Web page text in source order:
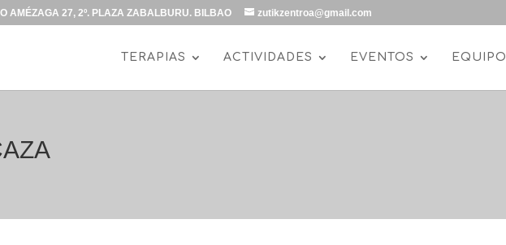
AMÉZAGA 27, 2º. PLAZA ZABALBURU. BILBAO zutikzentroa@gmail.com
TERAPIAS ACTIVIDADES EVENTOS EQUIPO